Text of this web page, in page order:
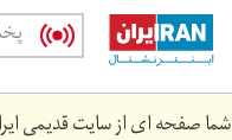
Skip
main
content
شما صفحه ای از سایت قدیمی